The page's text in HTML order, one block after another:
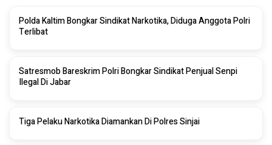
Polda Kaltim Bongkar Sindikat Narkotika, Diduga Anggota Polri
Terlibat
Satresmob Bareskrim Polri Bongkar Sindikat Penjual Senpi
Ilegal Di Jabar
Tiga Pelaku Narkotika Diamankan Di Polres Sinjai